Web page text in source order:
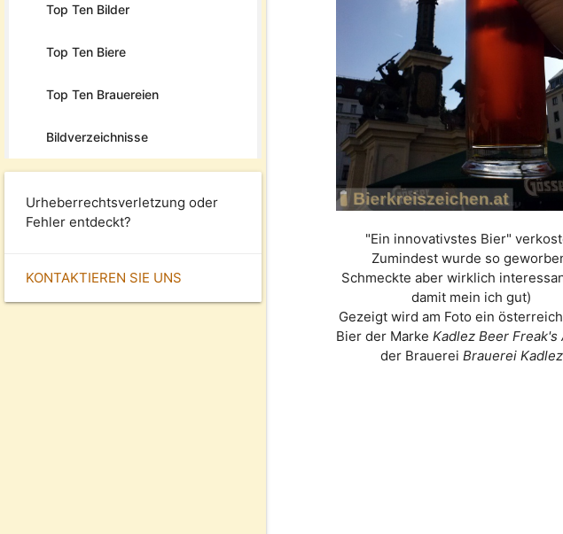
Top Ten Bilder
Top Ten Biere
Top Ten Brauereien
Bildverzeichnisse
Urheberrechtsverletzung oder
Fehler entdeckt?
KONTAKTIEREN SIE UNS
"Ein innovativstes Bier"
Zumindest wurde so
Schmeckte aber wirklich
damit mein ich gut)
Gezeigt wird am Foto ein
Bier der Marke Kadlez Beer Freak's
der Brauerei Brauerei Kadlez